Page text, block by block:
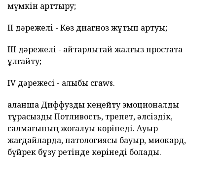
мүмкін арттыру;
ІІ дәрежелі - Көз диагноз жұтып артуы;
ІІІ дәрежелі - айтарлықтай жалғыз простата
ұлғайту;
IV дәрежесі - алыбы craws.
қалқанша Диффузды кеңейту эмоционалдық
тұрақсыздық Потливость, трепет, әлсіздік,
салмағының жоғалуы көрінеді. Ауыр
жағдайларда, патологиясы бауыр, миокард,
бүйрек бұзу ретінде көрінеді болады.